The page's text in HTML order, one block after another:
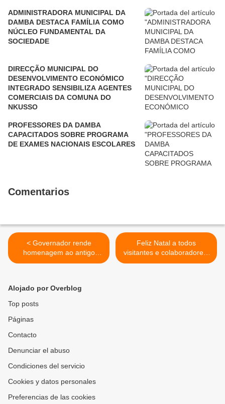
ADMINISTRADORA MUNICIPAL DA
DAMBA DESTACA FAMÍLIA COMO
NÚCLEO FUNDAMENTAL DA
SOCIEDADE
DIRECÇÃO MUNICIPAL DO
DESENVOLVIMENTO ECONÓMICO
INTEGRADO SENSIBILIZA AGENTES
COMERCIAIS DA COMUNA DO
NKUSSO
PROFESSORES DA DAMBA
CAPACITADOS SOBRE PROGRAMA
DE EXAMES NACIONAIS ESCOLARES
Comentarios
< Governador rende
homenagem ao antigo
deputado "Vitória é Certa"
Feliz Natal a todos
visitantes e colaboradores.
>
Alojado por Overblog
Top posts
Páginas
Contacto
Denunciar el abuso
Condiciones del servicio
Cookies y datos personales
Preferencias de las cookies